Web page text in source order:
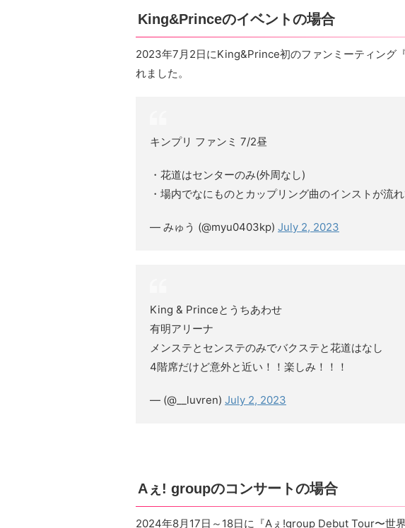
King&Princeのイベントの場合
2023年7月2日にKing&Prince初のファンミーティング
れました。
キンプリ ファンミ 7/2昼
・花道はセンターのみ(外周なし)
・場内でなにものとカップリング曲のインストが流
— みゅう (@myu0403kp) July 2, 2023
King & Princeとうちあわせ
有明アリーナ
メンステとセンステのみでバクステと花道はなし
4階席だけど意外と近い！！楽しみ！！！
— (@__luvren) July 2, 2023
Aぇ! groupのコンサートの場合
2024年8月17日～18日に『Aぇ!group Debut Tour〜世